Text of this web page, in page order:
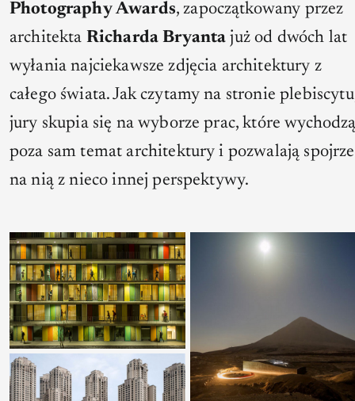
Photography Awards, zapoczątkowany przez
architekta Richarda Bryanta już od dwóch lat
wyłania najciekawsze zdjęcia architektury z
całego świata. Jak czytamy na stronie
jury skupia się na wyborze prac, które
poza sam temat architektury i pozwalają
na nią z nieco innej perspektywy.